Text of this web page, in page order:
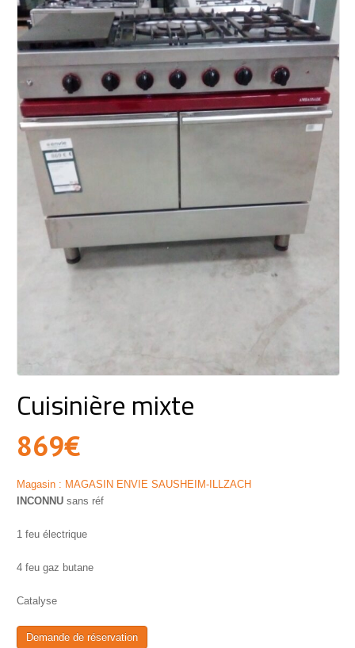
Cuisinière mixte
869€
Magasin : MAGASIN ENVIE SAUSHEIM-ILLZACH
INCONNUsans réf
1 feu électrique
4 feu gaz butane
Catalyse
Demande de réservation